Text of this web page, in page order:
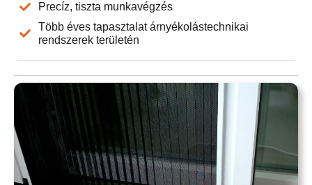
Precíz, tiszta munkavégzés
Több éves tapasztalat árnyékolástechnikai
rendszerek területén